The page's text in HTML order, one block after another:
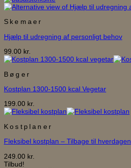
Skemaer
Hjælp til udregning af personligt behov
99.00 kr.
Bøger
Kostplan 1300-1500 kcal Vegetar
199.00 kr.
Kostplaner
Fleksibel kostplan – Tilbage til hverdagen
249.00 kr.
Tilbud!